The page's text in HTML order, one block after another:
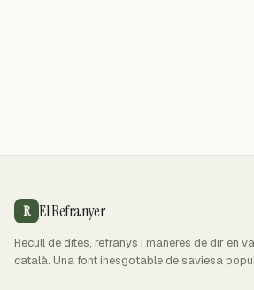
R El Refranyer
Recull de dites, refranys i maneres de dir en
català. Una font inesgotable de saviesa